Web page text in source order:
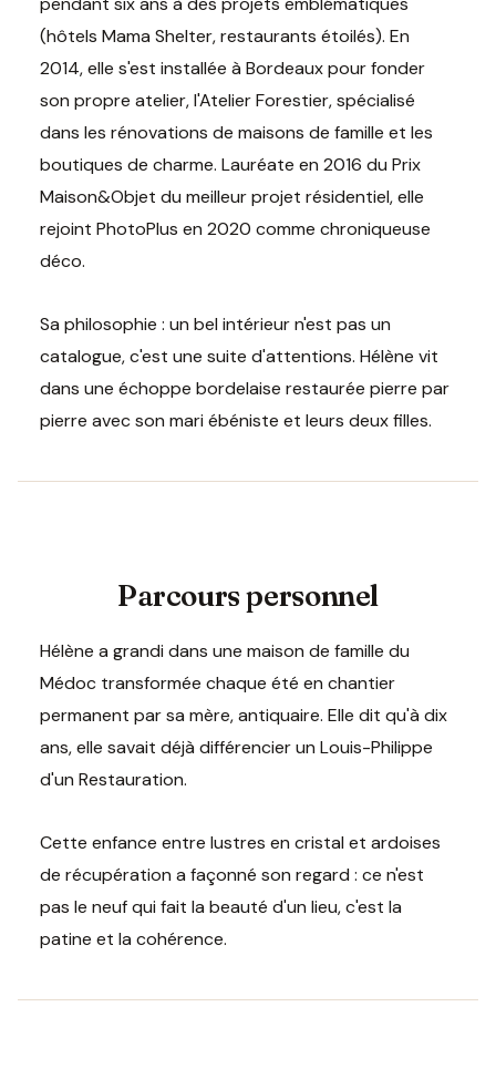
(hôtels Mama Shelter, restaurants étoilés). En
2014, elle s'est installée à Bordeaux pour fonder
son propre atelier, l'Atelier Forestier, spécialisé
dans les rénovations de maisons de famille et les
boutiques de charme. Lauréate en 2016 du Prix
Maison&Objet du meilleur projet résidentiel, elle
rejoint PhotoPlus en 2020 comme chroniqueuse
déco.
Sa philosophie : un bel intérieur n'est pas un
catalogue, c'est une suite d'attentions. Hélène vit
dans une échoppe bordelaise restaurée pierre par
pierre avec son mari ébéniste et leurs deux filles.
Parcours personnel
Hélène a grandi dans une maison de famille du
Médoc transformée chaque été en chantier
permanent par sa mère, antiquaire. Elle dit qu'à dix
ans, elle savait déjà différencier un Louis-Philippe
d'un Restauration.
Cette enfance entre lustres en cristal et ardoises
de récupération a façonné son regard : ce n'est
pas le neuf qui fait la beauté d'un lieu, c'est la
patine et la cohérence.